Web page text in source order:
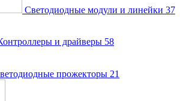
Светодиодные модули и линейки 37
и драйверы 58
прожекторы 21